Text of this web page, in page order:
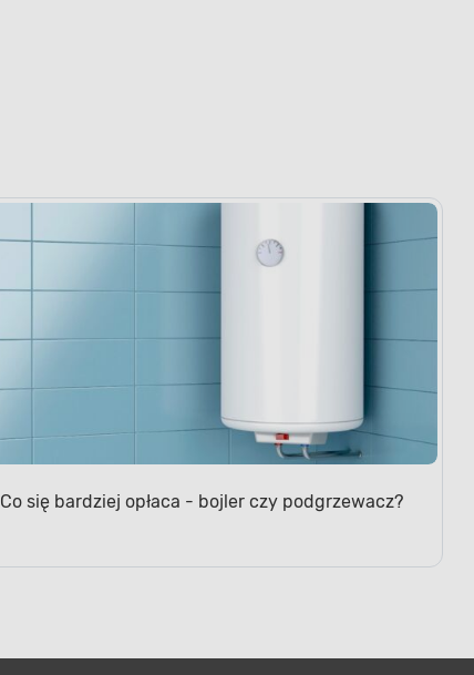
Co się bardziej opłaca - bojler czy podgrzewacz?